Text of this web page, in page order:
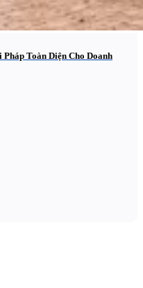
Toàn Diện Cho Doanh